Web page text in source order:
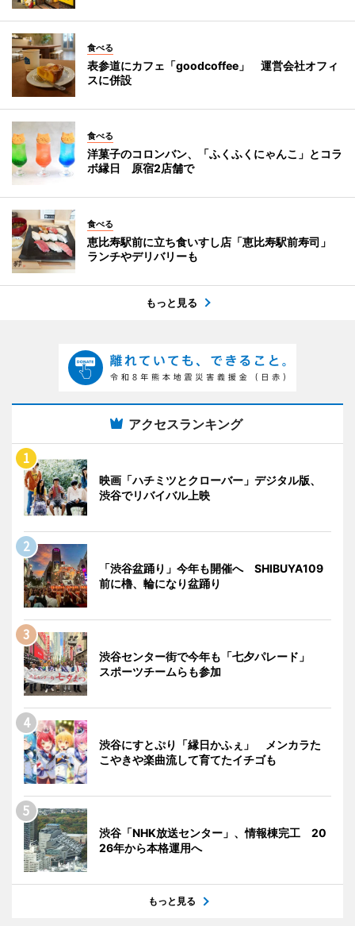
食べる
表参道にカフェ「goodcoffee」 運営会社オフィ
スに併設
食べる
洋菓子のコロンバン、「ふくふくにゃんこ」とコラ
ボ縁日 原宿2店舗で
食べる
恵比寿駅前に立ち食いすし店「恵比寿駅前寿司」
ランチやデリバリーも
もっと見る
アクセスランキング
映画「ハチミツとクローバー」デジタル版、
渋谷でリバイバル上映
「渋谷盆踊り」今年も開催へ SHIBUYA109
前に櫓、輪になり盆踊り
渋谷センター街で今年も「七夕パレード」
スポーツチームらも参加
渋谷にすとぷり「縁日かふぇ」 メンカラた
こやきや楽曲流して育てたイチゴも
渋谷「NHK放送センター」、情報棟完工 20
26年から本格運用へ
もっと見る